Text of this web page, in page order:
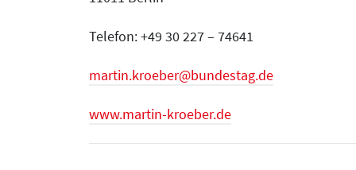
Telefon: +49 30 227 – 74641
martin.kroeber@bundestag.de
www.martin-kroeber.de